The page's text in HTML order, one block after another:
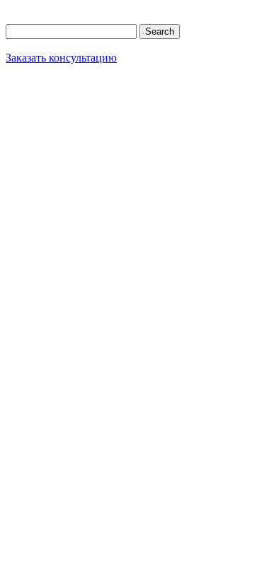
Search
Заказать консультацию